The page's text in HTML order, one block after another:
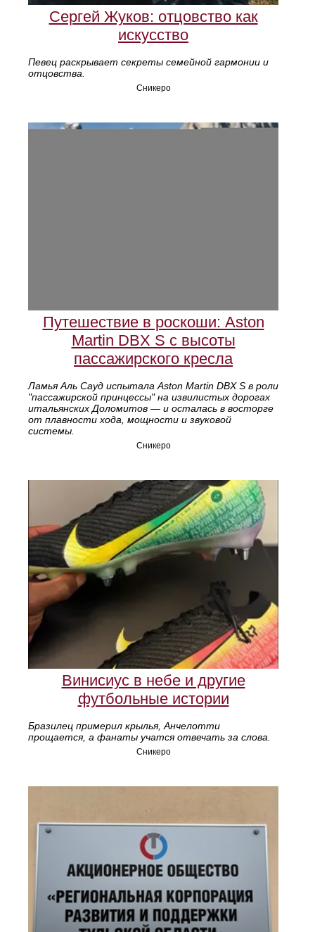
Сергей Жуков: отцовство как
искусство
Певец раскрывает секреты семейной гармонии и
отцовства.
Сникеро
Путешествие в роскоши: Aston
Martin DBX S с высоты
пассажирского кресла
Ламья Аль Сауд испытала Aston Martin DBX S в роли
"пассажирской принцессы" на извилистых дорогах
итальянских Доломитов — и осталась в восторге
от плавности хода, мощности и звуковой
системы.
Сникеро
Винисиус в небе и другие
футбольные истории
Бразилец примерил крылья, Анчелотти
прощается, а фанаты учатся отвечать за слова.
Сникеро